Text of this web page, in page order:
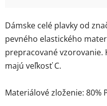
Dámske celé plavky od
pevného elastického
prepracované vzorovanie.
majú veľkosť C.
Materiálové zloženie: 80%